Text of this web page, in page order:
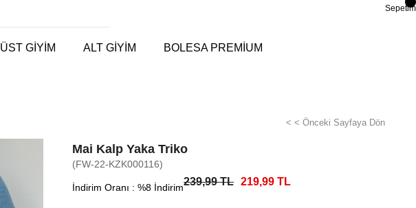
Sepetim
ÜST GİYİM ALT GİYİM BOLESA PREMİUM
< < Önceki Sayfaya Dön
Mai Kalp Yaka Triko
(FW-22-KZK000116)
İndirim Oranı : %8 İndirim239,99 TL 219,99 TL